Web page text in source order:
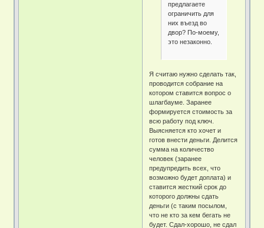
предлагаете
ограничить для
них въезд во
двор? По-моему,
это незаконно.
Я считаю нужно сделать так,
проводится собрание на
котором ставится вопрос о
шлагбауме. Заранее
формируется стоимость за
всю работу под ключ.
Выясняется кто хочет и
готов внести деньги. Делится
сумма на количество
человек (заранее
предупредить всех, что
возможно будет доплата) и
ставится жесткий срок до
которого должны сдать
деньги (с таким посылом,
что не кто за кем бегать не
будет. Сдал-хорошо, не сдал